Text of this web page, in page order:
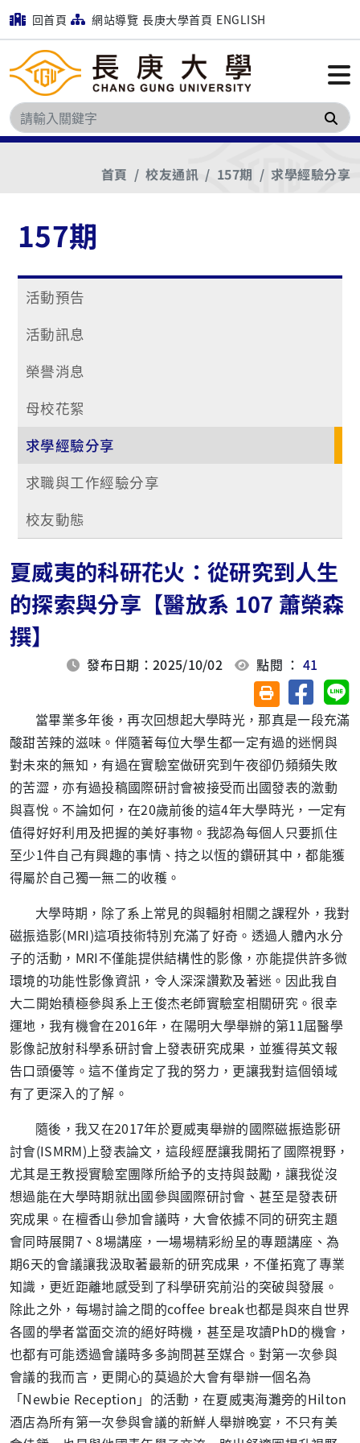
回首頁 網站導覽 長庚大學首頁 ENGLISH
搜
首頁 校友通訊 157期 求學經驗分享
157期
活動預告
活動訊息
榮譽消息
母校花絮
求學經驗分享
求職與工作經驗分享
校友動態
夏威夷的科研花火：從研究到人生
的探索與分享【醫放系 107 蕭榮森
撰】
發布日期：2025/10/02 點閱 ：41
友善列印(另開視
分享至
當畢業多年後，再次回想起大學時光，那真是一段充滿
酸甜苦辣的滋味。伴隨著每位大學生都一定有過的迷惘與
對未來的無知，有過在實驗室做研究到午夜卻仍頻頻失敗
的苦澀，亦有過投稿國際研討會被接受而出國發表的激動
與喜悅。不論如何，在20歲前後的這4年大學時光，一定有
值得好好利用及把握的美好事物。我認為每個人只要抓住
至少1件自己有興趣的事情、持之以恆的鑽研其中，都能獲
得屬於自己獨一無二的收穫。
大學時期，除了系上常見的與輻射相關之課程外，我對
磁振造影(MRI)這項技術特別充滿了好奇。透過人體內水分
子的活動， MRI不僅能提供結構性的影像，亦能提供許多微
環境的功能性影像資訊，令人深深讚歎及著迷。因此我自
大二開始積極參與系上王俊杰老師實驗室相關研究。很幸
運地，我有機會在2016年，在陽明大學舉辦的第11屆醫學
影像記放射科學系研討會上發表研究成果，並獲得英文報
告口頭優等。這不僅肯定了我的努力，更讓我對這個領域
有了更深入的了解。
隨後，我又在2017年於夏威夷舉辦的國際磁振造影研
討會(ISMRM)上發表論文，這段經歷讓我開拓了國際視野，
尤其是王教授實驗室團隊所給予的支持與鼓勵，讓我從沒
想過能在大學時期就出國參與國際研討會、甚至是發表研
究成果。在檀香山參加會議時，大會依據不同的研究主題
會同時展開7、8場講座，一場場精彩紛呈的專題講座、為
期6天的會議讓我汲取著最新的研究成果，不僅拓寬了專業
知識，更近距離地感受到了科學研究前沿的突破與發展。
除此之外，每場討論之間的coffee break也都是與來自世界
各國的學者當面交流的絕好時機，甚至是攻讀PhD的機會，
也都有可能透過會議時多多詢問甚至媒合。對第一次參與
會議的我而言，更開心的莫過於大會有舉辦一個名為
「Newbie Reception 」的活動，在夏威夷海灘旁的Hilton
酒店為所有第一次參與會議的新鮮人舉辦晚宴，不只有美